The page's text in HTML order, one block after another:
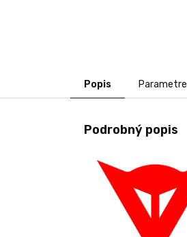
Popis Parametre
Podrobný popis